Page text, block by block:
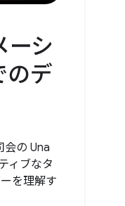
ーシ
のデ
会の Una
ィブなタ
を理解す